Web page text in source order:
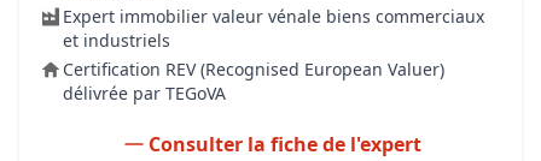
Expert immobilier valeur vénale biens commerciaux
et industriels
Certification REV (Recognised European Valuer)
délivrée par TEGoVA
Consulter la fiche de l'expert